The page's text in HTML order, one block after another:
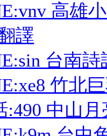
高雄
譯
台南
竹北
:490 中山